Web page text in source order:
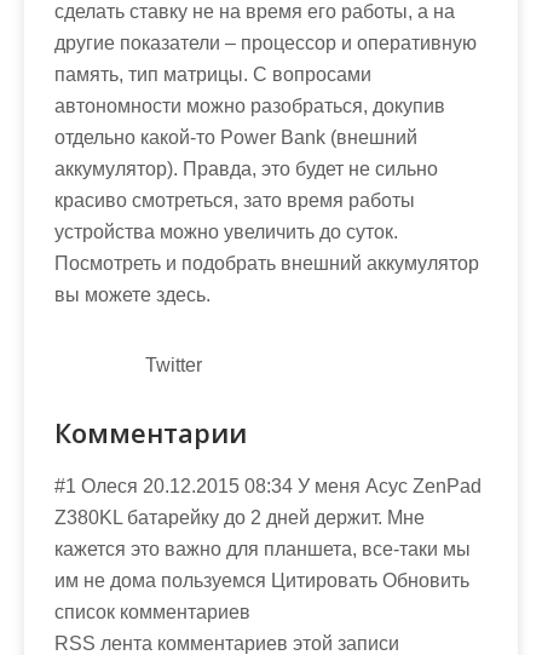
сделать ставку не на время его работы, а на
другие показатели – процессор и оперативную
память, тип матрицы. С вопросами
автономности можно разобраться, докупив
отдельно какой-то Power Bank (внешний
аккумулятор). Правда, это будет не сильно
красиво смотреться, зато время работы
устройства можно увеличить до суток.
Посмотреть и подобрать внешний аккумулятор
вы можете здесь.
Twitter
Комментарии
#1 Олеся 20.12.2015 08:34 У меня Асус ZenPad
Z380KL батарейку до 2 дней держит. Мне
кажется это важно для планшета, все-таки мы
им не дома пользуемся Цитировать Обновить
список комментариев
RSS лента комментариев этой записи